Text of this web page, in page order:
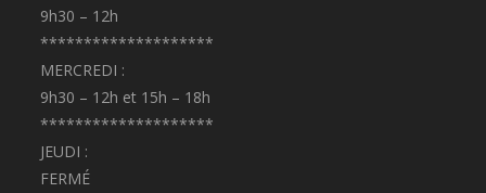
9h30 – 12h
********************
MERCREDI :
9h30 – 12h et 15h – 18h
********************
JEUDI :
FERMÉ